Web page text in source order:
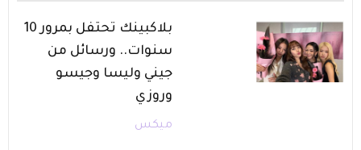
بلاكبينك تحتفل بمرور 10
سنوات.. ورسائل من
جيني وليسا وجيسو
وروزي
ميكس